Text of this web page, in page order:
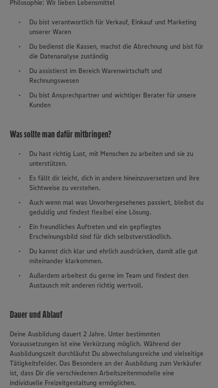
Philosophie: Wir lieben Lebensmittel
Du bist verantwortlich für Verkauf, Einkauf und Marketing
unserer Waren
Du bedienst die Kassen, machst die Abrechnung und bist für
die Datenanalyse zuständig
Du assistierst im Bereich Warenwirtschaft und
Rechnungswesen
Du bist Ansprechpartner und wichtiger Berater für unsere
Kunden
Was sollte man dafür mitbringen?
Du hast richtig Lust, mit Menschen zu arbeiten und sie zu
unterstützen.
Es fällt dir leicht, dich in andere hineinzuversetzen und ihre
Sichtweise zu verstehen.
Auch wenn mal was Unvorhergesehenes passiert, bleibst du
geduldig und findest flexibel eine Lösung.
Ein freundliches Auftreten und ein gepflegtes
Erscheinungsbild sind für dich selbstverständlich.
Du kannst dich klar und ehrlich ausdrücken, damit alle gut
miteinander klarkommen.
Außerdem arbeitest du gerne im Team und findest den
Austausch mit anderen richtig wertvoll.
Dauer und Ablauf
Deine Ausbildung dauert 2 Jahre. Unter bestimmten
Voraussetzungen ist eine Verkürzung möglich. Während der
Ausbildungszeit durchläufst Du abwechslungsreiche und vielseitige
Tätigkeitsfelder. Das Besondere an der Ausbildung zum Verkäufer
ist, dass Dir die verschiedenen Arbeitszeitenmodelle eine
individuelle Freizeitgestaltung ermöglichen.